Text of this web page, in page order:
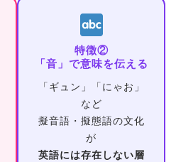
特徴②
「音」で意味を伝える
「ギュン」「にゃお」
など
擬音語・擬態語の文化
が
英語には存在しない層